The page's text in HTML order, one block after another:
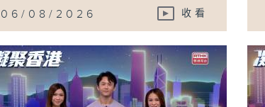
06/08/2026 收看